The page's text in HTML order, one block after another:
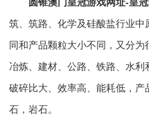
筑、筑路、化学及硅酸盐行业
同和产品颗粒大小不同，又分为
冶炼、建材、公路、铁路、水利
破碎比大、效率高、能耗低，
石，岩石。